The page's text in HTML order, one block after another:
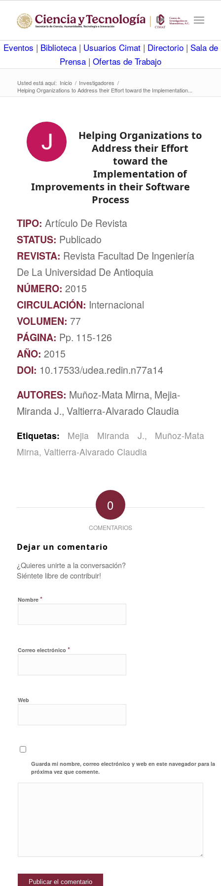
Eventos | Biblioteca | Usuarios Cimat | Directorio | Sala de
Prensa | Ofertas de Trabajo
Usted está aquí: Inicio / Investigadores /
Helping Organizations to Address their Effort toward the Implementation...
Helping Organizations to
Address their Effort
toward the
Implementation of
Improvements in their Software
Process
TIPO: Artículo De Revista
STATUS: Publicado
REVISTA: Revista Facultad De Ingeniería
De La Universidad De Antioquia
NÚMERO: 2015
CIRCULACIÓN: Internacional
VOLUMEN: 77
PÁGINA: Pp. 115-126
AÑO: 2015
DOI: 10.17533/udea.redin.n77a14
AUTORES: Muñoz-Mata Mirna, Mejia-
Miranda J., Valtierra-Alvarado Claudia
Etiquetas: Mejia Miranda J., Muñoz-Mata
Mirna, Valtierra-Alvarado Claudia
0
COMENTARIOS
Dejar un comentario
¿Quieres unirte a la conversación?
Siéntete libre de contribuir!
Nombre *
Correo electrónico *
Web
Guarda mi nombre, correo electrónico y web en este navegador para la
próxima vez que comente.